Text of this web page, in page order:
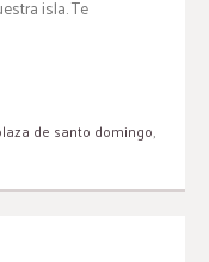
isla. Te
de santo domingo,